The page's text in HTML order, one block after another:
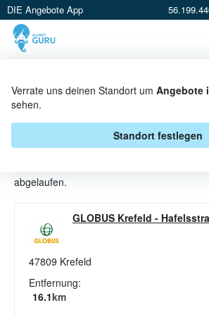
DIE Angebote App
Verrate uns deinen Standort um Angebote
sehen.
Standort festlegen
LIKÖRE ANGEBOTE &
BEI GLOBUS
abgelaufen.
GLOBUS Krefeld -
47809 Krefeld
Entfernung:
16.1km